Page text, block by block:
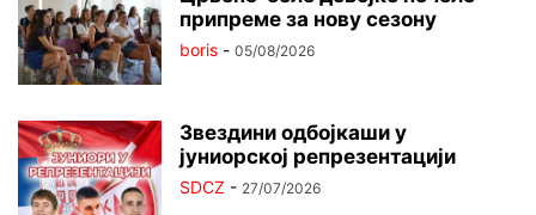
припреме за нову сезону
boris - 05/08/2026
Звездини одбојкаши у
јуниорској репрезентацији
SDCZ - 27/07/2026